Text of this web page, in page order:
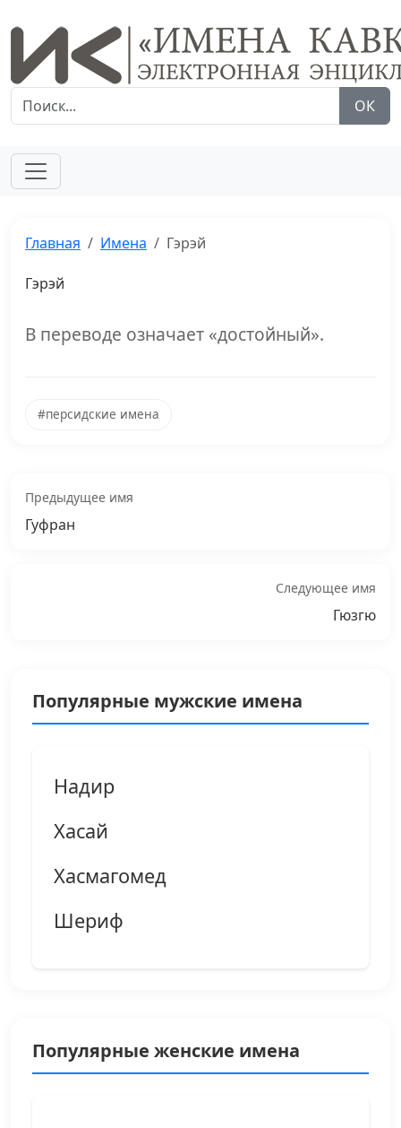
ОК
Главная Имена Гэрэй
Гэрэй
В переводе означает «достойный».
#персидские имена
Предыдущее имя
Гуфран
Следующее имя
Гюзгю
Популярные мужские имена
Надир
Хасай
Хасмагомед
Шериф
Популярные женские имена